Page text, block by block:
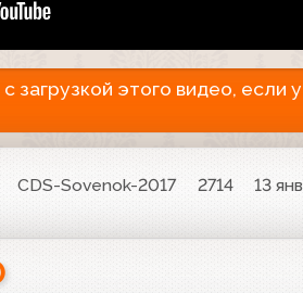
этого видео, если
CDS-Sovenok-2017 2714
13